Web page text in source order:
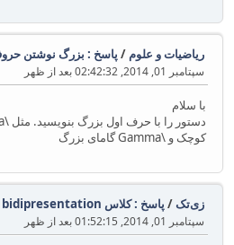
ریاضیات و علوم / پاسخ : بزرگ نوشتن
سپتامبر 01, 2014, 02:42:32 بعد از ظهر
با سلام
کوچک و \Gamma گامای بزرگ
زی‌تک/ پاسخ : کلاس bidipresentation
سپتامبر 01, 2014, 01:52:15 بعد از ظهر